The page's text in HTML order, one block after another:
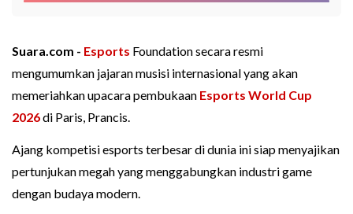
Suara.com - Esports Foundation secara resmi
mengumumkan jajaran musisi internasional yang akan
memeriahkan upacara pembukaan Esports World Cup
2026di Paris, Prancis.
Ajang kompetisi esports terbesar di dunia ini siap menyajikan
pertunjukan megah yang menggabungkan industri game
dengan budaya modern.